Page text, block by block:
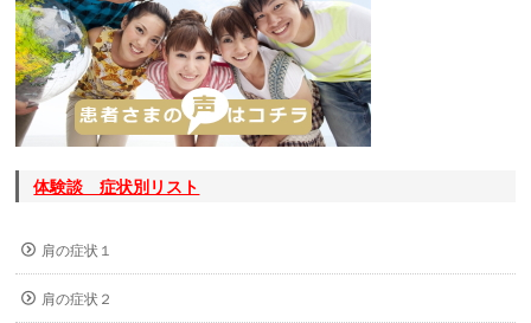
体験談 症状別リスト
肩の症状１
肩の症状２